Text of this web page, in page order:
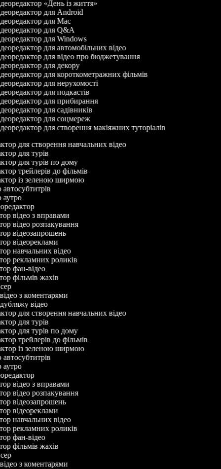
«День із життя»
для Android
для Mac
для Q&A
для Windows
для автомобільних відео
для відео про бюджетування
для декору
для короткометражних фільмів
для нерухомості
для подкастів
для прибирання
для садівників
для соцмереж
для створення макіяжних туторіалів
для створення навчальних відео
для турів
для турів по дому
трейлерів до фільмів
із зеленою ширмою
автосубтитрів
аутро
відео з вправами
відео розпакування
відеозапрошень
відеореклами
навчальних відео
рекламних роликів
фан-відео
фільмів жахів
відео з коментарями
дубляжу відео
для створення навчальних відео
для турів
для турів по дому
трейлерів до фільмів
із зеленою ширмою
автосубтитрів
аутро
відео з вправами
відео розпакування
відеозапрошень
відеореклами
навчальних відео
рекламних роликів
фан-відео
фільмів жахів
відео з коментарями